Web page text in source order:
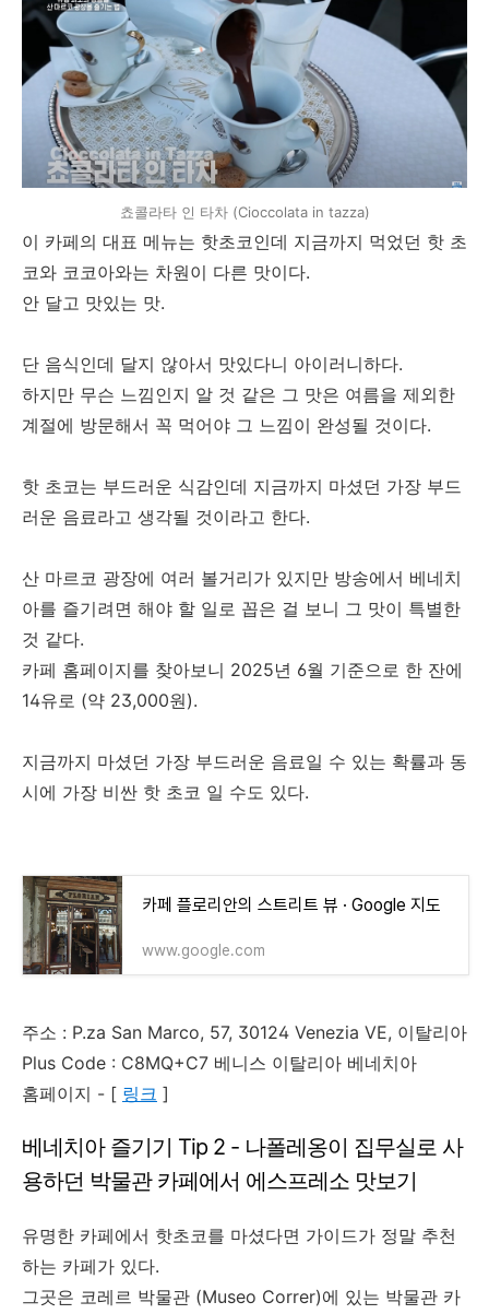
쵸콜라타 인 타차 (Cioccolata in tazza)
이 카페의 대표 메뉴는 핫초코인데 지금까지 먹었던 핫 초
코와 코코아와는 차원이 다른 맛이다.
안 달고 맛있는 맛.
단 음식인데 달지 않아서 맛있다니 아이러니하다.
하지만 무슨 느낌인지 알 것 같은 그 맛은 여름을 제외한
계절에 방문해서 꼭 먹어야 그 느낌이 완성될 것이다.
핫 초코는 부드러운 식감인데 지금까지 마셨던 가장 부드
러운 음료라고 생각될 것이라고 한다.
산 마르코 광장에 여러 볼거리가 있지만 방송에서 베네치
아를 즐기려면 해야 할 일로 꼽은 걸 보니 그 맛이 특별한
것 같다.
카페 홈페이지를 찾아보니 2025년 6월 기준으로 한 잔에
14유로 (약 23,000원).
지금까지 마셨던 가장 부드러운 음료일 수 있는 확률과 동
시에 가장 비싼 핫 초코 일 수도 있다.
카페 플로리안의 스트리트 뷰 · Google 지도
www.google.com
주소 : P.za San Marco, 57, 30124 Venezia VE, 이탈리아
Plus Code : C8MQ+C7 베니스 이탈리아 베네치아
홈페이지 - [ 링크 ]
베네치아 즐기기 Tip 2 - 나폴레옹이 집무실로 사
용하던 박물관 카페에서 에스프레소 맛보기
유명한 카페에서 핫초코를 마셨다면 가이드가 정말 추천
하는 카페가 있다.
그곳은 코레르 박물관 (Museo Correr)에 있는 박물관 카